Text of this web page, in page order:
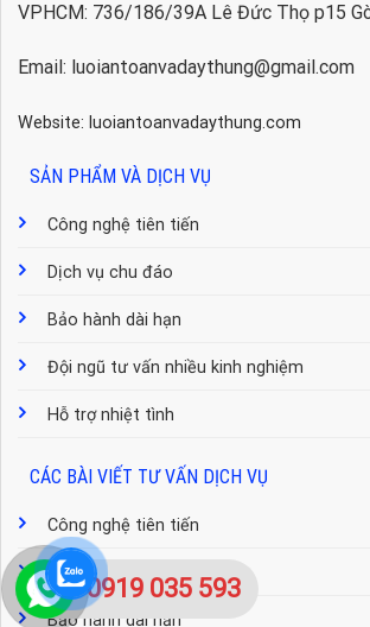
VPHCM: 736/186/39A Lê Đức Thọ p15
Email: luoiantoanvadaythung@gmail.com
Website: luoiantoanvadaythung.com
SẢN PHẨM VÀ DỊCH VỤ
Công nghệ tiên tiến
Dịch vụ chu đáo
Bảo hành dài hạn
Đội ngũ tư vấn nhiều kinh nghiệm
Hỗ trợ nhiệt tình
CÁC BÀI VIẾT TƯ VẤN DỊCH VỤ
Công nghệ tiên tiến
Dịch vụ chu đáo
Bảo hành dài hạn
0919 035 593